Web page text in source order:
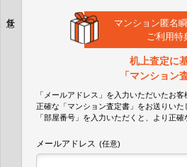
マンション匿名
ご利用特
机上査定に
「マンション
「メールアドレス」を入力いただいたお
正確な 「マンション査定書」 をお送りいた
「部屋番号」を入力いただくと、より正
メールアドレス (任意)